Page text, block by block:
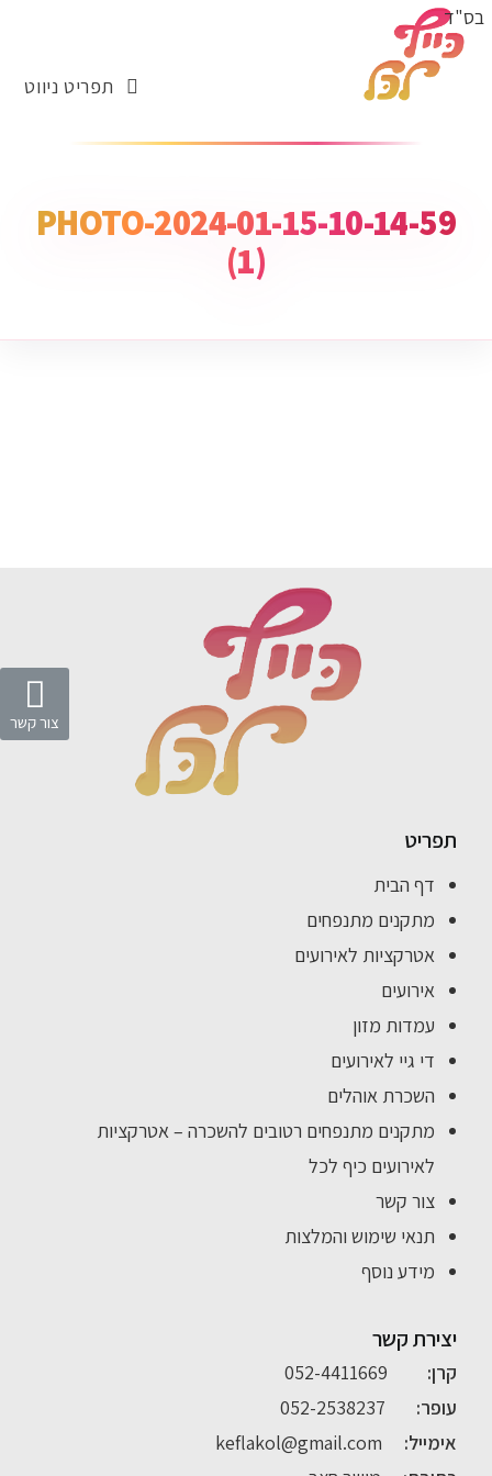
תפריט ניווט
PHOTO-2024-01-15-10-14-59
(1)
צור קשר
בס"ד
תפריט
דף הבית
מתקנים מתנפחים
אטרקציות לאירועים
אירועים
עמדות מזון
די גיי לאירועים
השכרת אוהלים
מתקנים מתנפחים רטובים להשכרה – אטרקציות
לאירועים כיף לכל
צור קשר
תנאי שימוש והמלצות
מידע נוסף
יצירת קשר
קרן:
052-4411669
עופר:
052-2538237
אימייל:
keflakol@gmail.com